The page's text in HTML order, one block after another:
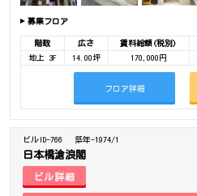
募集フロア
階数 広さ 賃料総額(税別)
地上 3F
14.00坪 170,000円
フロア詳細
ビルID-766 築年-1974/1
日本橋滄浪閣
ビル詳細